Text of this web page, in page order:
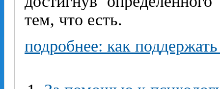
тем, что есть.
подробнее: как